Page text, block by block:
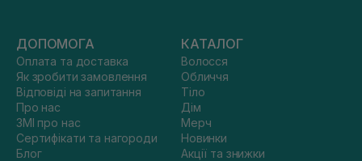
ДОПОМОГА
Оплата та доставка
Як зробити замовлення
Відповіді на запитання
Про нас
ЗМІ про нас
Сертифікати та нагороди
Блог
КАТАЛОГ
Волосся
Обличчя
Тіло
Дім
Мерч
Новинки
Акції та знижки